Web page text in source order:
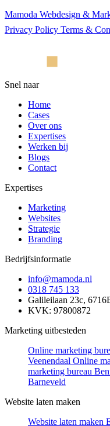
Mamoda Webdesign &
Privacy Policy Terms &
Snel naar
Home
Cases
Over ons
Expertises
Werken bij
Blogs
Contact
Expertises
Marketing
Websites
Strategie
Branding
Bedrijfsinformatie
info@mamoda.nl
0318 745 133
Galileilaan 23c,
KVK: 97800872
Marketing uitbesteden
Online marketing
Veenendaal Online
marketing bureau
Barneveld
Website laten maken
Website laten maken